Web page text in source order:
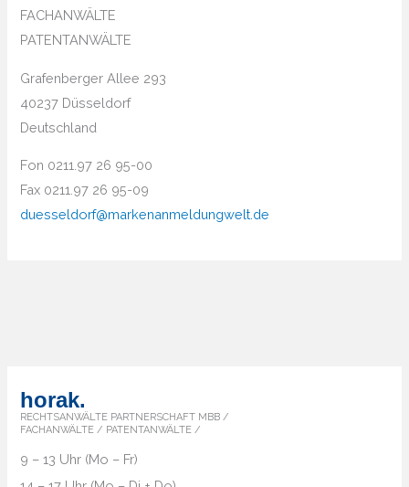
FACHANWÄLTE
PATENTANWÄLTE
Grafenberger Allee 293
40237 Düsseldorf
Deutschland
Fon 0211.97 26 95-00
Fax 0211.97 26 95-09
duesseldorf@markenanmeldungwelt.de
horak.
RECHTSANWÄLTE PARTNERSCHAFT MBB /
FACHANWÄLTE / PATENTANWÄLTE /
9 – 13 Uhr (Mo – Fr)